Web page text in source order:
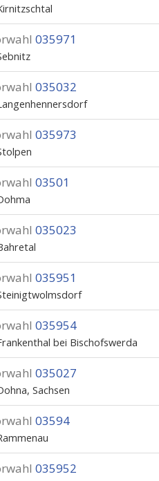
035971
035032
035973
03501
035023
035951
035954
bei Bischofswerda
035027
Sachsen
03594
035952